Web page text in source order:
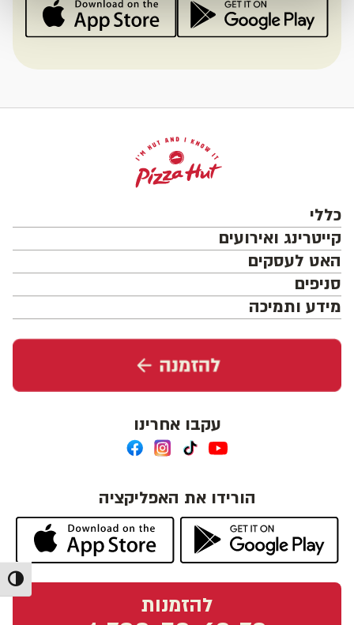
מתג
כללי
קייטרינג ואירועים
האט לעסקים
סניפים
מידע ותמיכה
עקבו אחרינו
הורידו את האפליקציה
להזמנות